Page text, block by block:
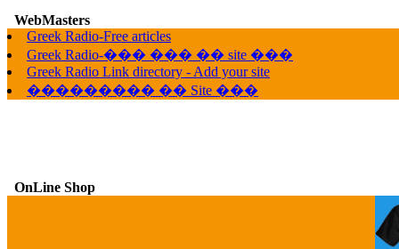
WebMasters
Greek Radio-Free articles
Greek Radio-��� ��� �� site ���
Greek Radio Link directory - Add your site
��������� �� Site ���
OnLine Shop